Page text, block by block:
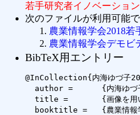
若手研究者イノベーショ
次のファイルが利用可能
農業情報学会2018若
農業情報学会デモビ
BibTeX用エントリー
@InCollection{内海ゆづ子
  author =	{内海ゆづ子 and 三木啓輔 and 尾形亮輔 and 大林拓実 and 三輪由佳 and 岩村雅一 and 黄瀬浩一},
  title =	{画像を用いた果房の３次元構造推定に基づくブドウの摘粒支援},
  booktitle =	{農業情報学会2018年度年次大会},